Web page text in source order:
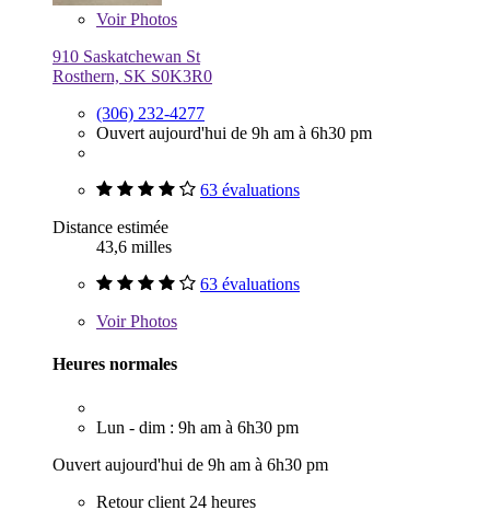
VoirPhotos
910 Saskatchewan St
Rosthern, SK S0K3R0
(306) 232-4277
Ouvert aujourd'hui de 9h am à 6h30 pm
63 évaluations
Distance estimée
43,6 milles
63 évaluations
VoirPhotos
Heures normales
Lun - dim : 9h am à 6h30 pm
Ouvert aujourd'hui de 9h am à 6h30 pm
Retour client 24 heures